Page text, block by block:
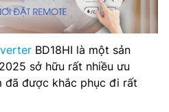
BD18HI là một sản
sở hữu rất nhiều ưu
đã được khắc phục đi rất